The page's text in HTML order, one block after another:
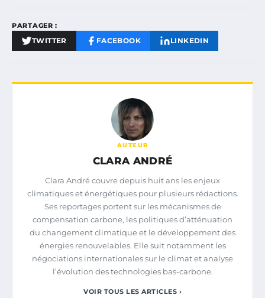
PARTAGER :
TWITTER FACEBOOK LINKEDIN
AUTEUR
CLARA ANDRÉ
Clara André couvre depuis huit ans les enjeux
climatiques et énergétiques pour plusieurs rédactions.
Ses reportages portent sur les mécanismes de
compensation carbone, les politiques d’atténuation
du changement climatique et le développement des
énergies renouvelables. Elle suit notamment les
négociations internationales sur le climat et analyse
l’évolution des technologies bas-carbone.
VOIR TOUS LES ARTICLES ›